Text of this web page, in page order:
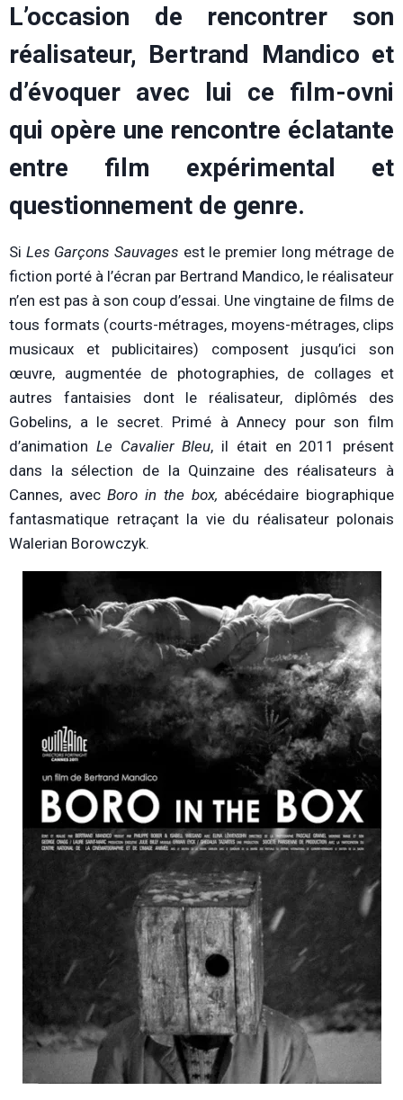
L’occasion de rencontrer son
réalisateur, Bertrand Mandico et
d’évoquer avec lui ce film-ovni
qui opère une rencontre éclatante
entre film expérimental et
questionnement de genre.
Si Les Garçons Sauvages est le premier long métrage de
fiction porté à l’écran par Bertrand Mandico, le réalisateur
n’en est pas à son coup d’essai. Une vingtaine de films de
tous formats (courts-métrages, moyens-métrages, clips
musicaux et publicitaires) composent jusqu’ici son
œuvre, augmentée de photographies, de collages et
autres fantaisies dont le réalisateur, diplômés des
Gobelins, a le secret. Primé à Annecy pour son film
d’animation Le Cavalier Bleu, il était en 2011 présent
dans la sélection de la Quinzaine des réalisateurs à
Cannes, avecBoro in the box, abécédaire biographique
fantasmatique retraçant la vie du réalisateur polonais
Walerian Borowczyk.